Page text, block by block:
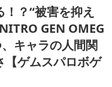
？“被害を抑え
GEN OMEG
キャラの人間関
【ゲムスパロボゲ